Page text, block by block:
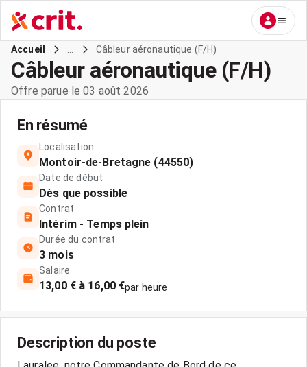
Accueil Câbleur aéronautique (F/H)
Câbleur aéronautique (F/H)
Offre parue le 03 août 2026
En résumé
Localisation
Montoir-de-Bretagne (44550)
Date de début
Dès que possible
Contrat
Intérim - Temps plein
Durée du contrat
3 mois
Salaire
13,00 € à 16,00 €par heure
Description du poste